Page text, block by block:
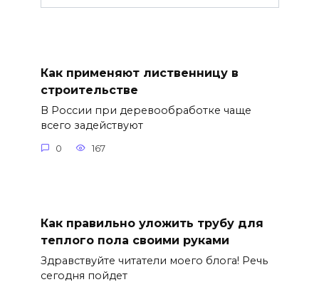
Как применяют лиственницу в
строительстве
В России при деревообработке чаще
всего задействуют
0 167
Как правильно уложить трубу для
теплого пола своими руками
Здравствуйте читатели моего блога! Речь
сегодня пойдет